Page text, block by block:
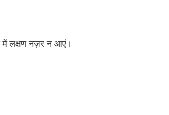
में लक्षण नज़र न आएं।